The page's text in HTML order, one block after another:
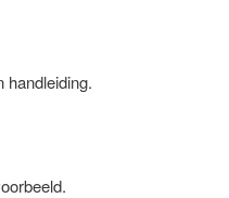
handleiding.